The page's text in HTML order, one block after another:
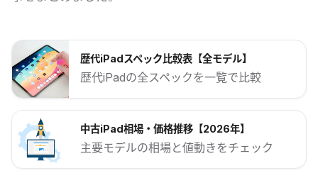
歴代iPadスペック比較表【全モデル】
歴代iPadの全スペックを一覧で比較
中古iPad相場・価格推移【2026年】
主要モデルの相場と値動きをチェック